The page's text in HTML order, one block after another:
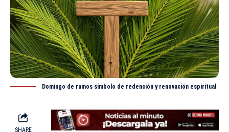
Domingo de ramos símbolo de redención y renovación espiritual
SHARE